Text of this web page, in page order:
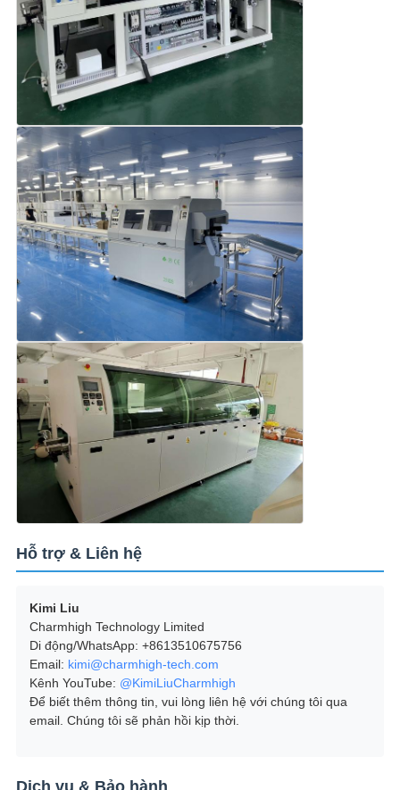
Hỗ trợ & Liên hệ
Kimi Liu
Charmhigh Technology Limited
Di động/WhatsApp: +8613510675756
Email: kimi@charmhigh-tech.com
Kênh YouTube: @KimiLiuCharmhigh
Để biết thêm thông tin, vui lòng liên hệ với chúng tôi qua
email. Chúng tôi sẽ phản hồi kịp thời.